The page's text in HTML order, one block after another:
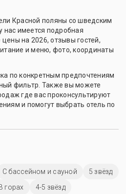
Красной поляны со шведским
нас имеется подробная
на 2026, отзывы гостей,
и меню, фото, координаты
по конкретным предпочтениям
фильтр. Также вы можете
где вас проконсультируют
и помогут выбрать отель по
С бассейном и сауной
5 звёзд
горах
4-5 звёзд